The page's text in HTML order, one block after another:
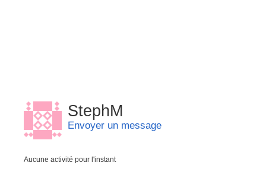
StephM
Envoyer un message
Aucune activité pour l'instant